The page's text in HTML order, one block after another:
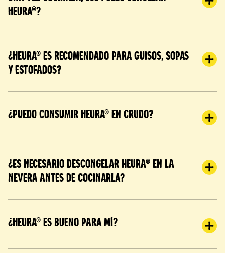
Heura®?
¿Heura® es recomendado para guisos, sopas
y estofados?
¿Puedo consumir Heura® en crudo?
¿Es necesario descongelar Heura® en la
nevera antes de cocinarla?
¿Heura® es bueno para mí?